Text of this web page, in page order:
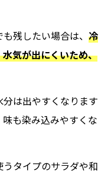
残したい場合は、 冷
気が出にくいため、
は出やすくなります
も染み込みやすくな
タイプのサラダや和